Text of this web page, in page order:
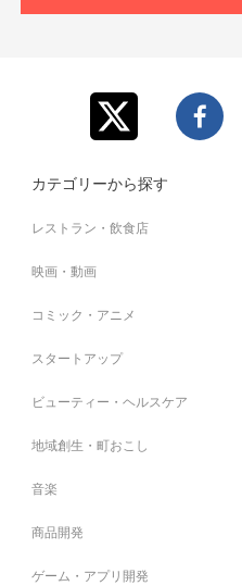
カテゴリーから探す
レストラン・飲食店
映画・動画
コミック・アニメ
スタートアップ
ビューティー・ヘルスケア
地域創生・町おこし
音楽
商品開発
ゲーム・アプリ開発